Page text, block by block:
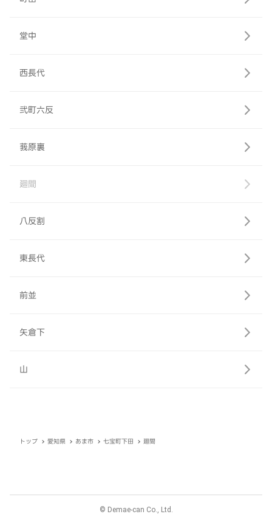
堂中
西長代
弐町六反
莪原裏
廻間
八反割
東長代
前並
矢倉下
山
トップ 愛知県 あま市 七宝町下田 廻間
© Demae-can Co., Ltd.